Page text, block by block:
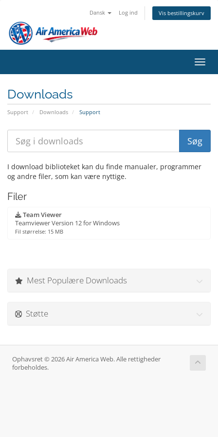
Dansk Log ind Vis bestillingskurv
Skift
Downloads
Support Downloads Support
I download biblioteket kan du finde manualer, programmer
og andre filer, som kan være nyttige.
Filer
Team Viewer
Teamviewer Version 12 for Windows
Fil størrelse: 15 MB
Mest Populære Downloads
Støtte
Ophavsret © 2026 Air America Web. Alle rettigheder
forbeholdes.